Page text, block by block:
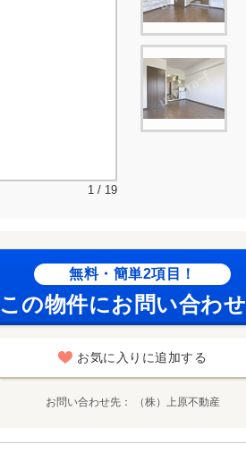
1 / 19
無料・簡単2項目！
この物件にお問い合わ
お気に入りに追加する
お問い合わせ先 （株）上原不動産